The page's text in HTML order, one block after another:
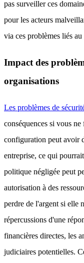
pas surveiller ces
pour les acteurs
via ces problèmes liés
Impact des
organisations
Les problèmes de
conséquences si vous
configuration peut avoir
entreprise, ce qui
politique négligée peut
autorisation à des
perdre de l'argent si elle
répercussions d'une
financières directes, les
judiciaires potentielles.